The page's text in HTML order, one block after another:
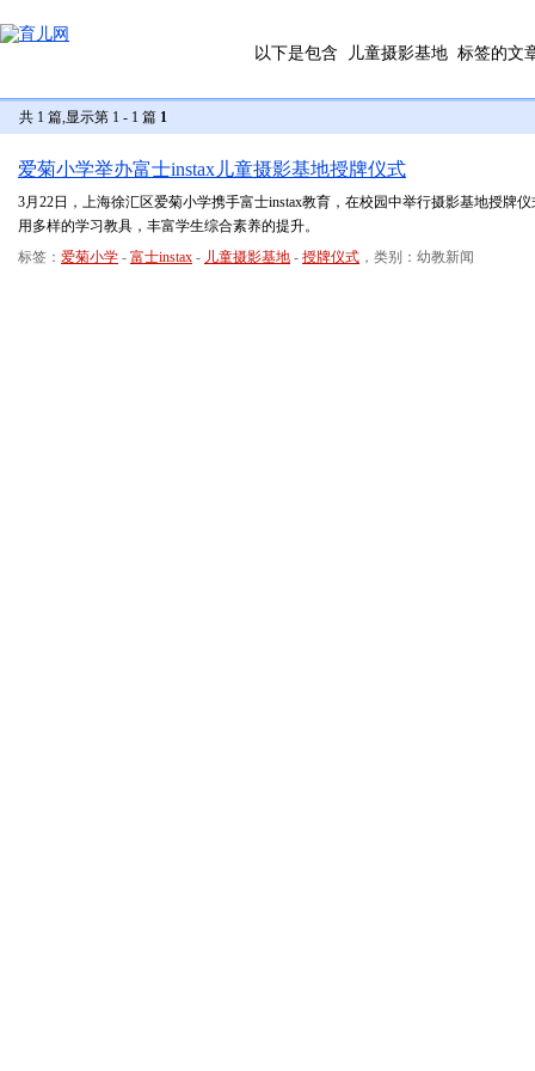
以下是包含 儿童摄影基地 标签的文
共 1 篇,显示第 1 - 1 篇 1
爱菊小学举办富士instax儿童摄影基地授牌仪式
3月22日，上海徐汇区爱菊小学携手富士instax教育，在校园中举行摄影基地授牌
用多样的学习教具，丰富学生综合素养的提升。
标签： 爱菊小学 - 富士instax - 儿童摄影基地 - 授牌仪式 ，类别：幼教新闻